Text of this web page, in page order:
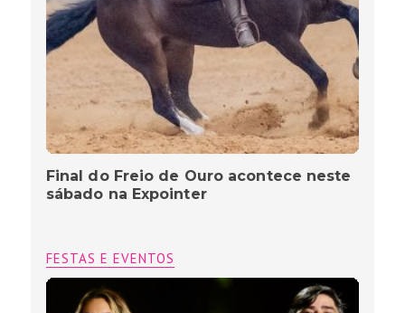
Final do Freio de Ouro acontece neste
sábado na Expointer
FESTAS E EVENTOS